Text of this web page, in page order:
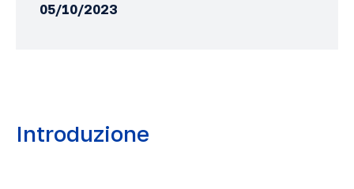
05/10/2023
Introduzione